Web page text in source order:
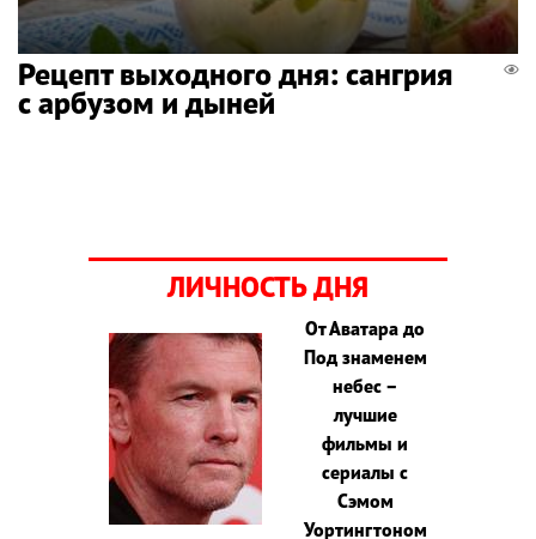
Рецепт выходного дня: сангрия
с арбузом и дыней
ЛИЧНОСТЬ ДНЯ
От Аватара до
Под знаменем
небес –
лучшие
фильмы и
сериалы с
Сэмом
Уортингтоном